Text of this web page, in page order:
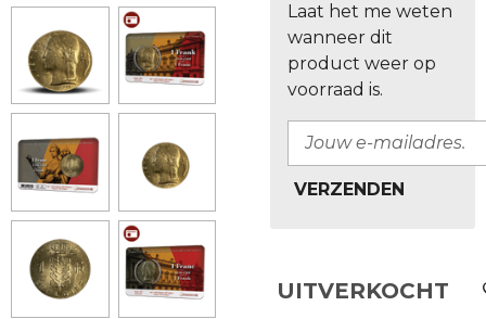
Laat het me weten
wanneer dit
product weer op
voorraad is.
VERZENDEN
UITVERKOCHT